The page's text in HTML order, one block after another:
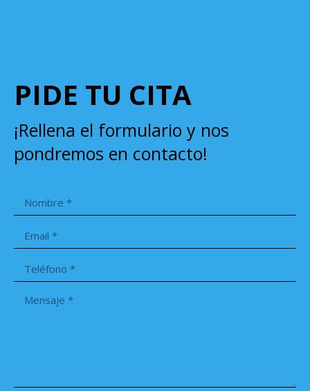
PIDE TU CITA
¡Rellena el formulario y nos
pondremos en contacto!